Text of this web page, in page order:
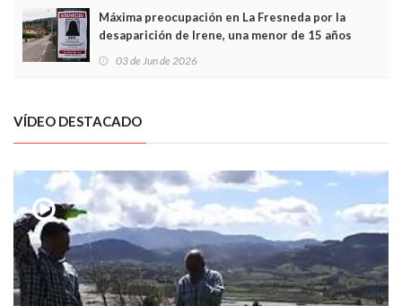
Máxima preocupación en La Fresneda por la
desaparición de Irene, una menor de 15 años
03 de Jun de 2026
VÍDEO DESTACADO